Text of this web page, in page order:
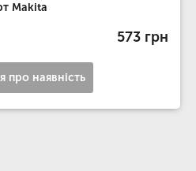
Makita
573 грн
про наявність